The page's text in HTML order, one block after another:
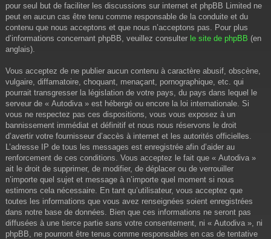
pour seul but de faciliter les discussions sur internet et phpBB Limited ne
peut en aucun cas être tenu comme responsable de la conduite et du
contenu que nous acceptons et que nous n’acceptons pas. Pour plus
d’informations concernant phpBB, veuillez consulter le site de phpBB (en
anglais).
Vous acceptez de ne publier aucun contenu à caractère abusif, obscène,
vulgaire, diffamatoire, choquant, menaçant, pornographique, etc. qui
pourrait transgresser la législation de votre pays, du pays dans lequel le
serveur de « Autodiva » est hébergé ou encore la loi internationale. Si
vous ne respectez pas ces dispositions, vous vous exposez à un
bannissement immédiat et définitif et nous nous réservons le droit
d’avertir votre fournisseur d’accès à internet et les autorités officielles.
L’adresse IP de tous les messages est enregistrée afin d’aider au
renforcement de ces conditions. Vous acceptez le fait que « Autodiva »
ait le droit de supprimer, de modifier, de déplacer ou de verrouiller
n’importe quel sujet et message à n’importe quel moment si nous
estimons cela nécessaire. En tant qu’utilisateur, vous acceptez que
toutes les informations que vous avez renseignées soient enregistrées
dans notre base de données. Bien que ces informations ne seront pas
diffusées à une tierce partie sans votre consentement, ni « Autodiva », ni
phpBB, ne pourront être tenus comme responsables en cas de tentative